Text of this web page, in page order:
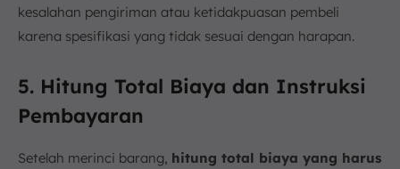
kesalahan pengiriman atau ketidakpuasan pembeli
karena spesifikasi yang tidak sesuai dengan harapan.
5. Hitung Total Biaya dan Instruksi
Pembayaran
Setelah merinci barang, hitung total biaya yang harus